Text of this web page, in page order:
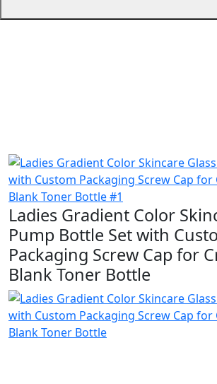
Ladies Gradient Color
Pump Bottle Set with
Packaging Screw Cap for
Blank Toner Bottle